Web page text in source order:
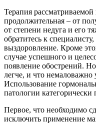
Терапия
продолжительная – от
от степени недуга и его
обратитесь к
выздоровление. Кроме
случае успешного и
появление обострений.
легче, и что немаловажно
Использование
патологии категорически
Первое, что необходимо
исключить применение